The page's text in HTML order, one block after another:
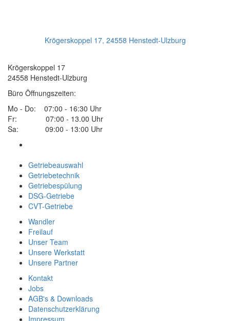
Krögerskoppel 17, 24558 Henstedt-Ulzburg
Krögerskoppel 17
24558 Henstedt-Ulzburg
Büro Öffnungszeiten:
Mo - Do: 07:00 - 16:30 Uhr
Fr: 07:00 - 13.00 Uhr
Sa: 09:00 - 13:00 Uhr
Getriebeauswahl
Getriebetechnik
Getriebespülung
DSG-Getriebe
CVT-Getriebe
Wandler
Freilauf
Unser Team
Unsere Werkstatt
Unsere Partner
Kontakt
Jobs
AGB's & Downloads
Datenschutzerklärung